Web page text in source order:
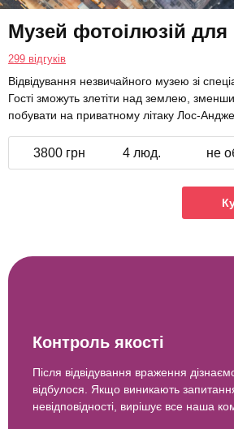
Музей фотоілюзій для
299 відгуків
Відвідування незвичайного музею зі
Гості зможуть злетіти над землею,
побувати на приватному літаку Лос-
3800 грн 4 люд. не
Контроль якості
Після відвідування враження
відбулося. Якщо виникають
невідповідності, вирішує все наша